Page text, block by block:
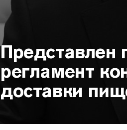
Представлен
регламент
доставки